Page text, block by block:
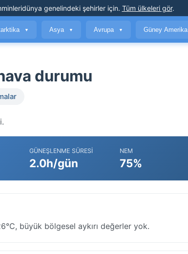
dünya genelindeki şehirler için. Tüm ülkeleri gör.
▼ Asya ▼ Avrupa ▼ Güney Amerika
durumu
GÜNEŞLENME SÜRESI
2.0h/gün
NEM
75%
büyük bölgesel aykırı değerler yok.